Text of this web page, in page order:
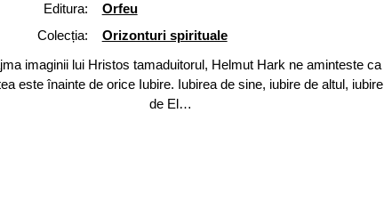
Editura:
Orfeu
Colecția:
Orizonturi spirituale
imaginii lui Hristos tamaduitorul, Helmut Hark ne aminteste ca
este înainte de orice Iubire. Iubirea de sine, iubire de altul, iubire
de El…